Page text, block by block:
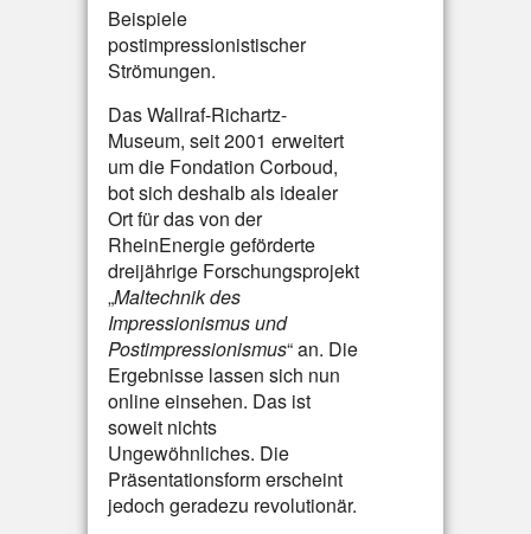
Beispiele
postimpressionistischer
Strömungen.
Das Wallraf-Richartz-
Museum, seit 2001 erweitert
um die Fondation Corboud,
bot sich deshalb als idealer
Ort für das von der
RheinEnergie geförderte
dreijährige Forschungsprojekt
„Maltechnik des
Impressionismus und
Postimpressionismus“ an. Die
Ergebnisse lassen sich nun
online einsehen. Das ist
soweit nichts
Ungewöhnliches. Die
Präsentationsform erscheint
jedoch geradezu revolutionär.